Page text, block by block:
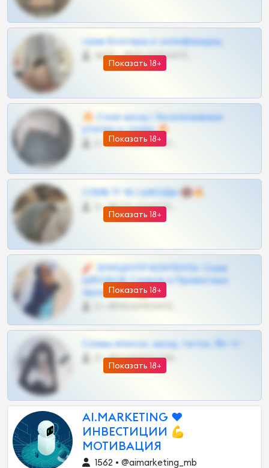
Показать 18+
слив блогерш и онлифанщиц
4675 •
Показать 18+
🔥 Слив шкод | Эксклюзивные
утечки и сливы 🔥
0 •
Показать 18+
СЛИВ ТГ 18 | ШКОДЫ 🔞🔥
0 •
Показать 18+
🧨 ЭПИЦЕНТР КОНТЕНТА: Слив
ШКОДОВ Сливов и Приватных
Архивов ТГ 🔞💎
Показать 18+
Сливы вписок, шкод, теток, 18+ тг
0 •
AI.MARKETING ♥️
ИНВЕСТИЦИИ 💪
МОТИВАЦИЯ
1562 • @aimarketing_mb